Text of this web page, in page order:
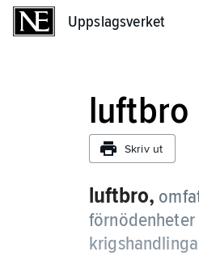
Uppslagsverket
luftbro
Skriv ut
luftbro,